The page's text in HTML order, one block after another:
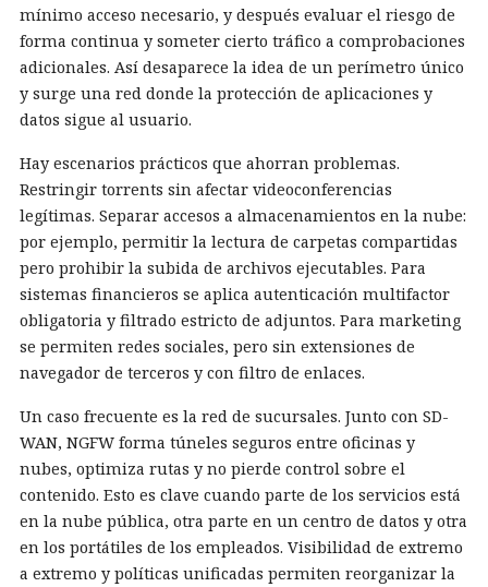
mínimo acceso necesario, y después evaluar el riesgo de
forma continua y someter cierto tráfico a comprobaciones
adicionales. Así desaparece la idea de un perímetro único
y surge una red donde la protección de aplicaciones y
datos sigue al usuario.
Hay escenarios prácticos que ahorran problemas.
Restringir torrents sin afectar videoconferencias
legítimas. Separar accesos a almacenamientos en la nube:
por ejemplo, permitir la lectura de carpetas compartidas
pero prohibir la subida de archivos ejecutables. Para
sistemas financieros se aplica autenticación multifactor
obligatoria y filtrado estricto de adjuntos. Para marketing
se permiten redes sociales, pero sin extensiones de
navegador de terceros y con filtro de enlaces.
Un caso frecuente es la red de sucursales. Junto con SD-
WAN, NGFW forma túneles seguros entre oficinas y
nubes, optimiza rutas y no pierde control sobre el
contenido. Esto es clave cuando parte de los servicios está
en la nube pública, otra parte en un centro de datos y otra
en los portátiles de los empleados. Visibilidad de extremo
a extremo y políticas unificadas permiten reorganizar la